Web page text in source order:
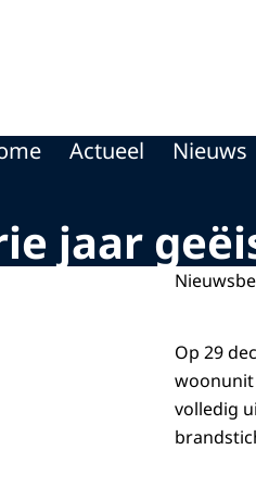
Actueel Nieuws
jaar
Op 29
woonunit
volledig